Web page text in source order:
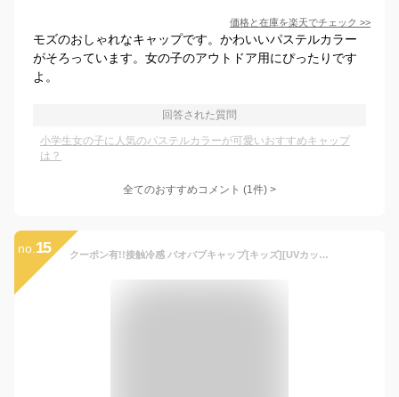
価格と在庫を楽天でチェック >>
モズのおしゃれなキャップです。かわいいパステルカラー
がそろっています。女の子のアウトドア用にぴったりです
よ。
回答された質問
小学生女の子に人気のパステルカラーが可愛いおすすめキャップ
は？
全てのおすすめコメント (1件) >
no. 15 クーポン有!!接触冷感 バオバブキャップ[キッズ][UVカット]50〜54cm 日本製 涼しい 吸水速乾 あご紐付き 日よけカバー 紫外線対策 UVケア 日よけ 子供用 男の子 女の子 トドラーバオバブ 通園 入園 SHAPOX シャポックス ROMPING UNIVERSE 春夏秋 22-2015 帽子 メール便可